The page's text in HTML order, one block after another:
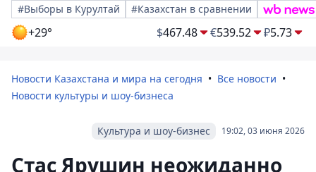
#Выборы в Курултай
#Казахстан в сравнении
+29° $467.48 €539.52 ₽5.73
Новости Казахстана и мира на сегодня
Все новости
Новости культуры и шоу-бизнеса
19:02, 03 июня 2026
Культура и шоу-бизнес
Стас Ярушин неожиданно